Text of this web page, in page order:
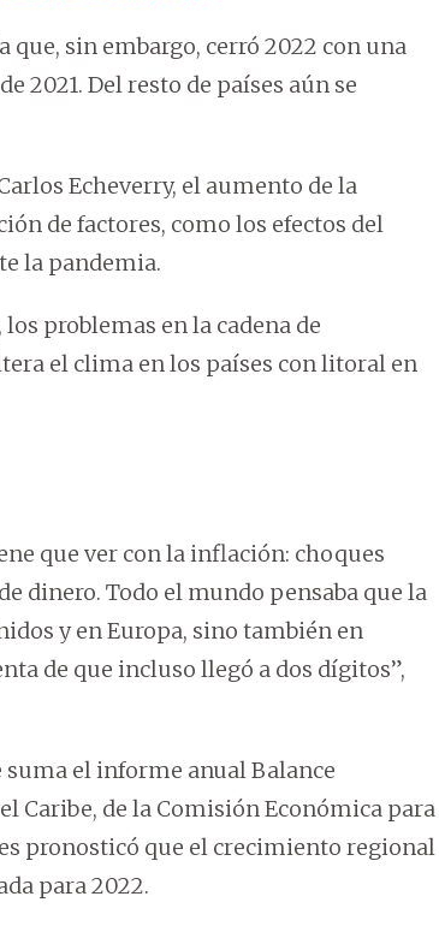
que, sin embargo, cerró 2022 con una
2021. Del resto de países aún se
Echeverry, el aumento de la
de factores, como los efectos del
la pandemia.
problemas en la cadena de
el clima en los países con litoral en
que ver con la inflación: choques
dinero. Todo el mundo pensaba que la
y en Europa, sino también en
de que incluso llegó a dos dígitos”,
suma el informe anual Balance
Caribe, de la Comisión Económica para
pronosticó que el crecimiento regional
para 2022.